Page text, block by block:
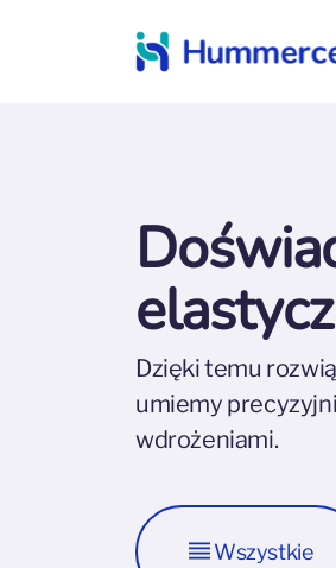
Dzięki temu
umiemy
wdrożeniami.
Wszystkie